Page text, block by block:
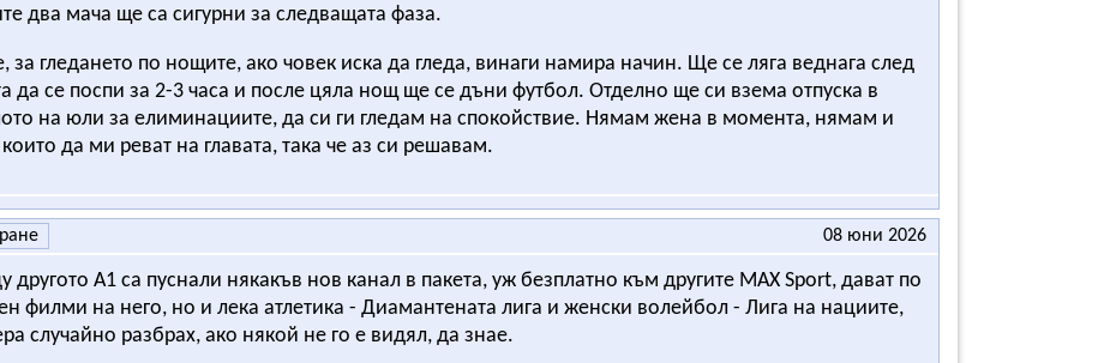
два мача ще са сигурни за следващата фаза.
за гледането по нощите, ако човек иска да гледа, винаги намира начин. Ще се ляга веднага след
да се поспи за 2-3 часа и после цяла нощ ще се дъни футбол. Отделно ще си взема отпуска в
на юли за елиминациите, да си ги гледам на спокойствие. Нямам жена в момента, нямам и
да ми реват на главата, така че аз си решавам.
08 юни 2026
другото A1 са пуснали някакъв нов канал в пакета, уж безплатно към другите MAX Sport, дават по
филми на него, но и лека атлетика - Диамантената лига и женски волейбол - Лига на нациите,
случайно разбрах, ако някой не го е видял, да знае.